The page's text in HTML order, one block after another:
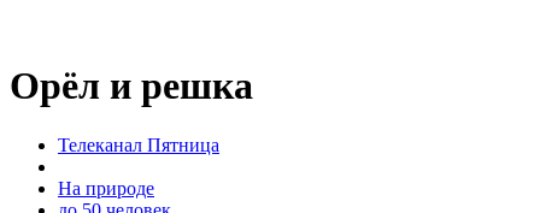
Орёл и решка
Телеканал Пятница
На природе